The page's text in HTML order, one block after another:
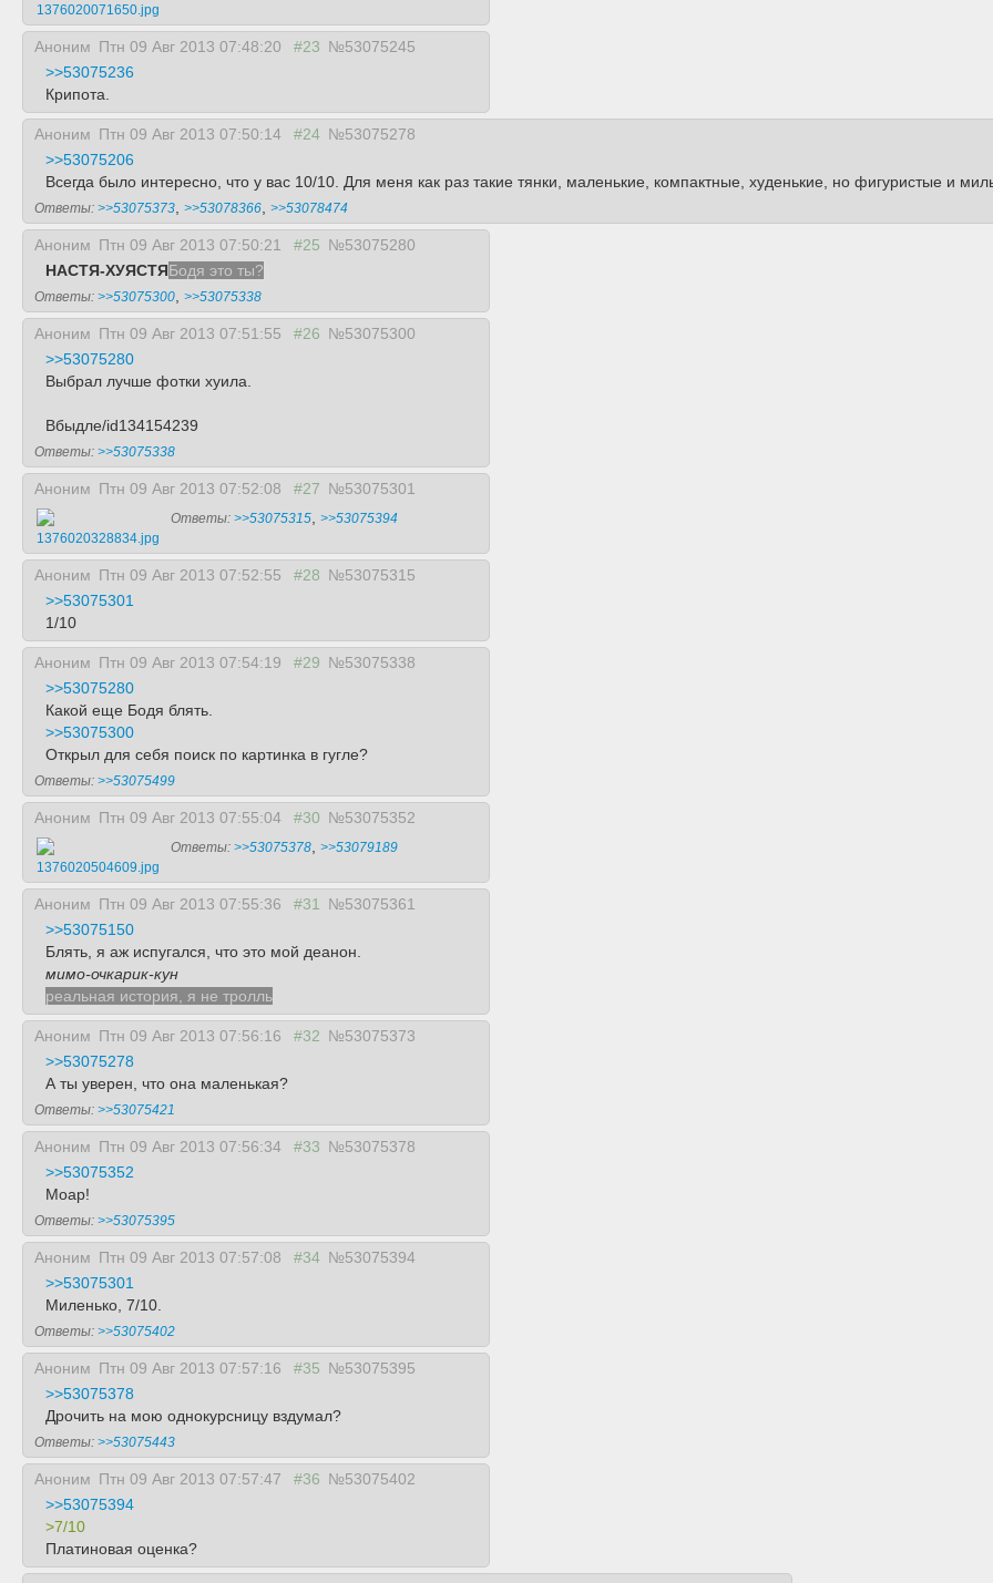
1376020071650.jpg
Аноним Птн 09 Авг 2013 07:48:20 #23 №53075245
>>53075236
Крипота.
Аноним Птн 09 Авг 2013 07:50:14 #24 №53075278
>>53075206
Всегда было интересно, что у вас 10/10. Для меня как раз такие тянки, маленькие, компактные, худенькие, но фигуристые и
Ответы: >>53075373 >>53078366 >>53078474
Аноним Птн 09 Авг 2013 07:50:21 #25 №53075280
НАСТЯ-ХУЯСТЯБодя это ты?
Ответы: >>53075300 >>53075338
Аноним Птн 09 Авг 2013 07:51:55 #26 №53075300
>>53075280
Выбрал лучше фотки хуила.
Вбыдле/id134154239
Ответы: >>53075338
Аноним Птн 09 Авг 2013 07:52:08 #27 №53075301
1376020328834.jpg
Ответы: >>53075315 >>53075394
Аноним Птн 09 Авг 2013 07:52:55 #28 №53075315
>>53075301
1/10
Аноним Птн 09 Авг 2013 07:54:19 #29 №53075338
>>53075280
Какой еще Бодя блять.
>>53075300
Открыл для себя поиск по картинка в гугле?
Ответы: >>53075499
Аноним Птн 09 Авг 2013 07:55:04 #30 №53075352
1376020504609.jpg
Ответы: >>53075378 >>53079189
Аноним Птн 09 Авг 2013 07:55:36 #31
№53075361
>>53075150
Блять, я аж испугался, что это мой деанон.
мимо-очкарик-кун
реальная история, я не тролль
Аноним Птн 09 Авг 2013 07:56:16 #32 №53075373
>>53075278
А ты уверен, что она маленькая?
Ответы: >>53075421
Аноним Птн 09 Авг 2013 07:56:34 #33 №53075378
>>53075352
Моар!
Ответы: >>53075395
Аноним Птн 09 Авг 2013 07:57:08 #34 №53075394
>>53075301
Миленько, 7/10.
Ответы: >>53075402
Аноним Птн 09 Авг 2013 07:57:16 #35 №53075395
>>53075378
Дрочить на мою однокурсницу вздумал?
Ответы: >>53075443
Аноним Птн 09 Авг 2013 07:57:47 #36 №53075402
>>53075394
>7/10
Платиновая оценка?